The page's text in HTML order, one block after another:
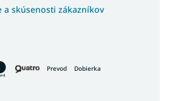
a skúsenosti zákazníkov
Prevod Dobierka